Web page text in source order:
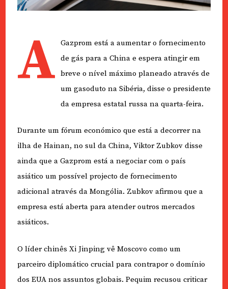
A Gazprom está a aumentar o fornecimento
de gás para a China e espera atingir em
breve o nível máximo planeado através de
um gasoduto na Sibéria, disse o presidente
da empresa estatal russa na quarta-feira.
Durante um fórum económico que está a decorrer na
ilha de Hainan, no sul da China, Viktor Zubkov disse
ainda que a Gazprom está a negociar com o país
asiático um possível projecto de fornecimento
adicional através da Mongólia. Zubkov afirmou que a
empresa está aberta para atender outros mercados
asiáticos.
O líder chinês Xi Jinping vê Moscovo como um
parceiro diplomático crucial para contrapor o domínio
dos EUA nos assuntos globais. Pequim recusou criticar